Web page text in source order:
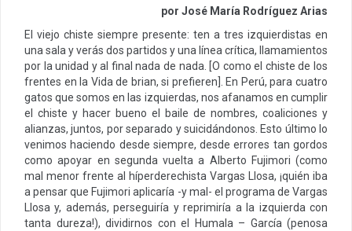
por José María Rodríguez Arias
El viejo chiste siempre presente: ten a tres izquierdistas en
una sala y verás dos partidos y una línea crítica, llamamientos
por la unidad y al final nada de nada. [O como el chiste de los
frentes en la Vida de brian, si prefieren]. En Perú, para cuatro
gatos que somos en las izquierdas, nos afanamos en cumplir
el chiste y hacer bueno el baile de nombres, coaliciones y
alianzas, juntos, por separado y suicidándonos. Esto último lo
venimos haciendo desde siempre, desde errores tan gordos
como apoyar en segunda vuelta a Alberto Fujimori (como
mal menor frente al híperderechista Vargas Llosa, ¡quién iba
a pensar que Fujimori aplicaría -y mal- el programa de Vargas
Llosa y, además, perseguiría y reprimiría a la izquierda con
tanta dureza!), dividirnos con el Humala – García (penosa